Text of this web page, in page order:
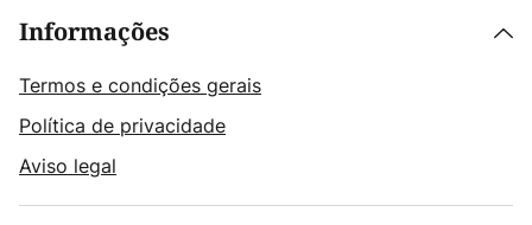
Informações
Termos e condições gerais
Política de privacidade
Aviso legal